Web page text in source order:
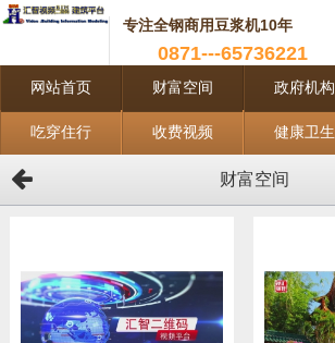
专注全钢商用豆浆机10年
0871---65736221
网站首页 财富空间 政府机构
吃穿住行 收费视频 健康卫生
财富空间